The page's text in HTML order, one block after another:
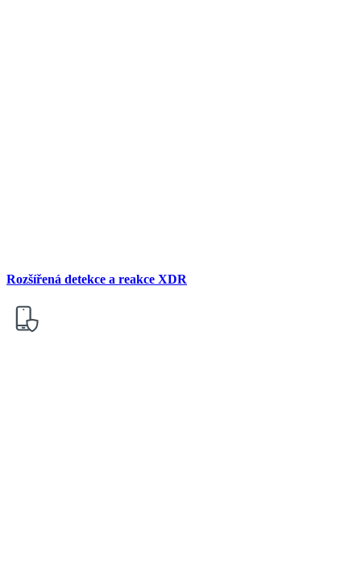
Rozšířená detekce a reakce XDR